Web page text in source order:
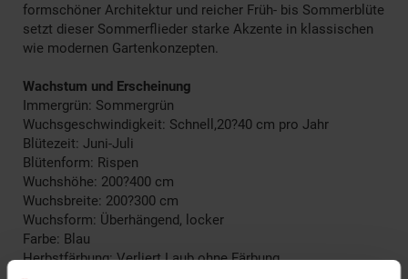
formschöner Architektur und reicher Früh- bis Sommerblüte
setzt dieser Sommerflieder starke Akzente in klassischen
wie modernen Gartenkonzepten.
Wachstum und Erscheinung
Immergrün: Sommergrün
Wuchsgeschwindigkeit: Schnell,20?40 cm pro Jahr
Blütezeit: Juni-Juli
Blütenform: Rispen
Wuchshöhe: 200?400 cm
Wuchsbreite: 200?300 cm
Wuchsform: Überhängend, locker
Farbe: Blau
Herbstfärbung: Verliert Laub ohne Färbung